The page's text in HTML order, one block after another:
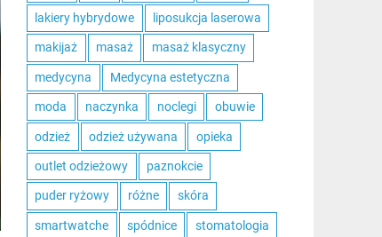
lakiery hybrydowe liposukcja laserowa
makijaż masaż masaż klasyczny
medycyna Medycyna estetyczna
moda naczynka noclegi obuwie
odzież odzież używana opieka
outlet odzieżowy paznokcie
puder ryżowy różne skóra
smartwatche spódnice stomatologia